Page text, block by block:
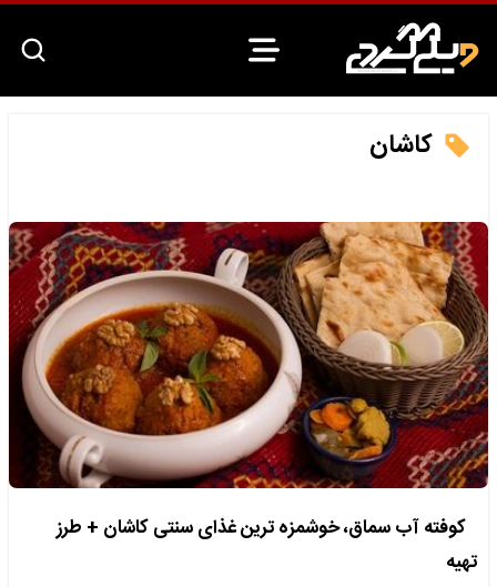
کاشان
کوفته آب سماق، خوشمزه ترین غذای سنتی کاشان + طرز
تهیه